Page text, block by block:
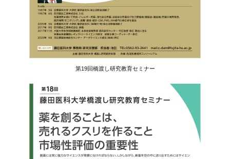
第19回橋渡し研究教育セミナー